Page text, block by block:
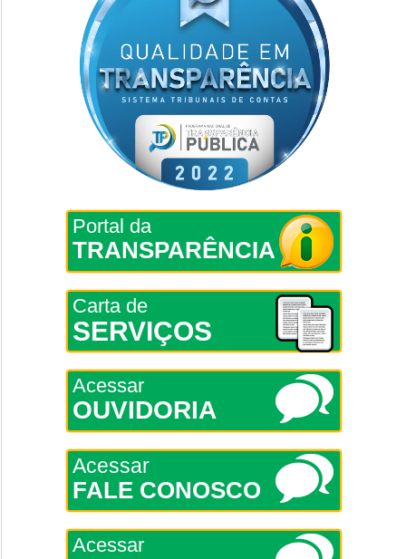
Portal da
TRANSPARÊNCIA
Carta de
SERVIÇOS
Acessar
OUVIDORIA
Acessar
FALE CONOSCO
Acessar